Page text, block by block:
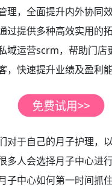
理，全面提升内外协同
过提供多种高效实用的
域运营scrm，帮助门店
，快速提升业绩及盈利能
对于自己的月子护理，
多人会选择月子中心进
子中心如何第一时间抓